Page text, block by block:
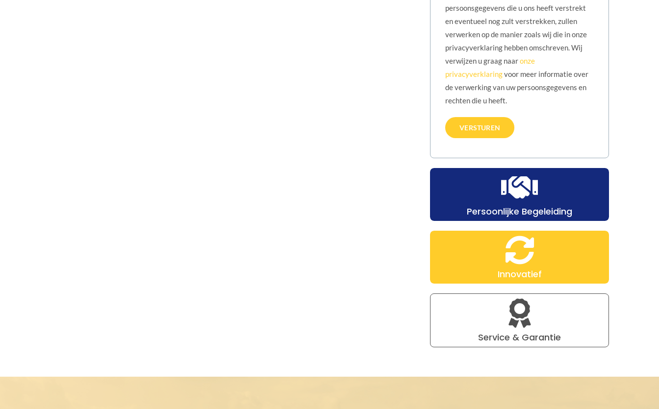
persoonsgegevens die u ons heeft verstrekt
en eventueel nog zult verstrekken, zullen
verwerken op de manier zoals wij die in onze
privacyverklaring hebben omschreven. Wij
verwijzen u graag naaronze
privacyverklaringvoor meer informatie over
de verwerking van uw persoonsgegevens en
rechten die u heeft.
Persoonlijke Begeleiding
Innovatief
Service & Garantie